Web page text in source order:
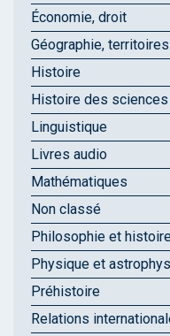
Économie, droit
Géographie, territoires
Histoire
Histoire des sciences
Linguistique
Livres audio
Mathématiques
Non classé
Philosophie et
Physique et
Préhistoire
Relations